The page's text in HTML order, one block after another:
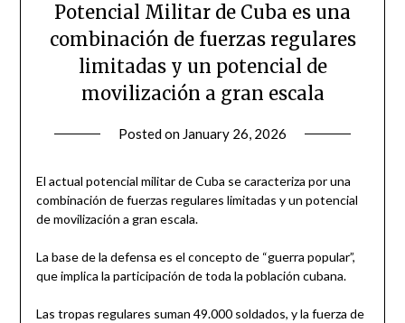
Potencial Militar de Cuba es una
combinación de fuerzas regulares
limitadas y un potencial de
movilización a gran escala
Posted on January 26, 2026
El actual potencial militar de Cuba se caracteriza por una
combinación de fuerzas regulares limitadas y un potencial
de movilización a gran escala.
La base de la defensa es el concepto de “guerra popular”,
que implica la participación de toda la población cubana.
Las tropas regulares suman 49.000 soldados, y la fuerza de